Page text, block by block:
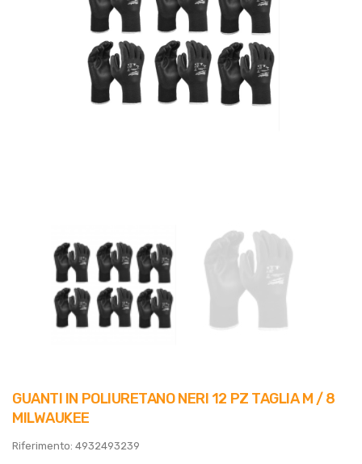
GUANTI IN POLIURETANO NERI 12 PZ TAGLIA M / 8
MILWAUKEE
Riferimento: 4932493239